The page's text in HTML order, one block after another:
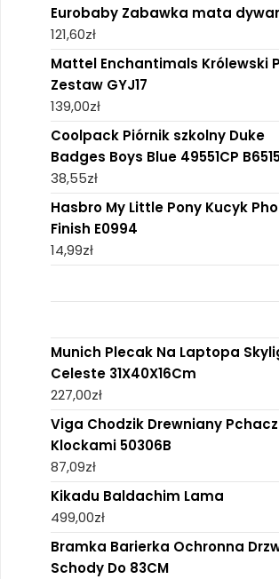
Eurobaby Zabawka mata
121,60zł
Mattel Enchantimals Królewski
Zestaw GYJ17
139,00zł
Coolpack Piórnik szkolny Duke
Badges Boys Blue 49551CP
38,55zł
Hasbro My Little Pony Kucyk
Finish E0994
14,99zł
Munich Plecak Na Laptopa
Celeste 31X40X16Cm
227,00zł
Viga Chodzik Drewniany Pchacz
Klockami 50306B
87,09zł
Kikadu Baldachim Lama
499,00zł
Bramka Barierka Ochronna
Schody Do 83CM